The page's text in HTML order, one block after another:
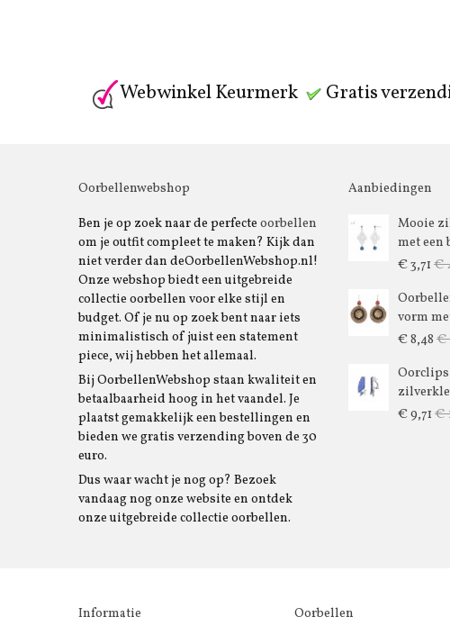
Webwinkel Keurmerk Gratis
Oorbellenwebshop
Ben je op zoek naar de perfecte oorbellen
om je outfit compleet te maken? Kijk dan
niet verder dan deOorbellenWebshop.nl!
Onze webshop biedt een uitgebreide
collectie oorbellen voor elke stijl en
budget. Of je nu op zoek bent naar iets
minimalistisch of juist een statement
piece, wij hebben het allemaal.
Bij OorbellenWebshop staan kwaliteit en
betaalbaarheid hoog in het vaandel. Je
plaatst gemakkelijk een bestellingen en
bieden we gratis verzending boven de 30
euro.
Dus waar wacht je nog op? Bezoek
vandaag nog onze website en ontdek
onze uitgebreide collectie oorbellen.
Aanbiedingen
Mooie
met een
€ 3,71 €
vorm
€ 8,48 €
€ 9,71 €
Informatie Oorbellen